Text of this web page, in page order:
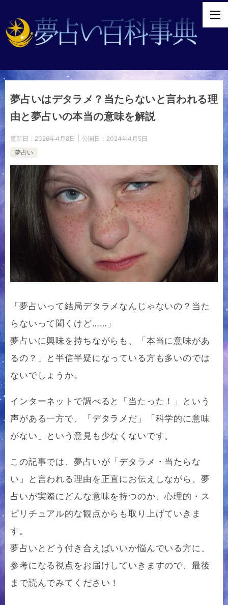
夢占いはデタラメ？当たらないと言われる理
由と夢占いの本当の意味を解説
更新日： 2026年4月8日 公開日： 2024年4月5日
夢占い
「夢占いって結局デタラメなんじゃないの？当た
らないって聞くけど……」
夢占いに興味を持ちながらも、「本当に意味があ
るの？」と半信半疑になっている方も多いのでは
ないでしょうか。
インターネットで調べると「当たった！」という
声がある一方で、「デタラメだ」「科学的に意味
がない」という意見も少なくないです。
この記事では、夢占いが「デタラメ・当たらな
い」と言われる理由を正直にお伝えしながら、夢
占いが実際にどんな意味を持つのか、心理的・ス
ピリチュアル的な観点からも取り上げていきま
す。
夢占いとどう付き合えばいいか悩んでいる方に、
参考になる視点をお届けしていきますので、最後
まで読んでみてください！